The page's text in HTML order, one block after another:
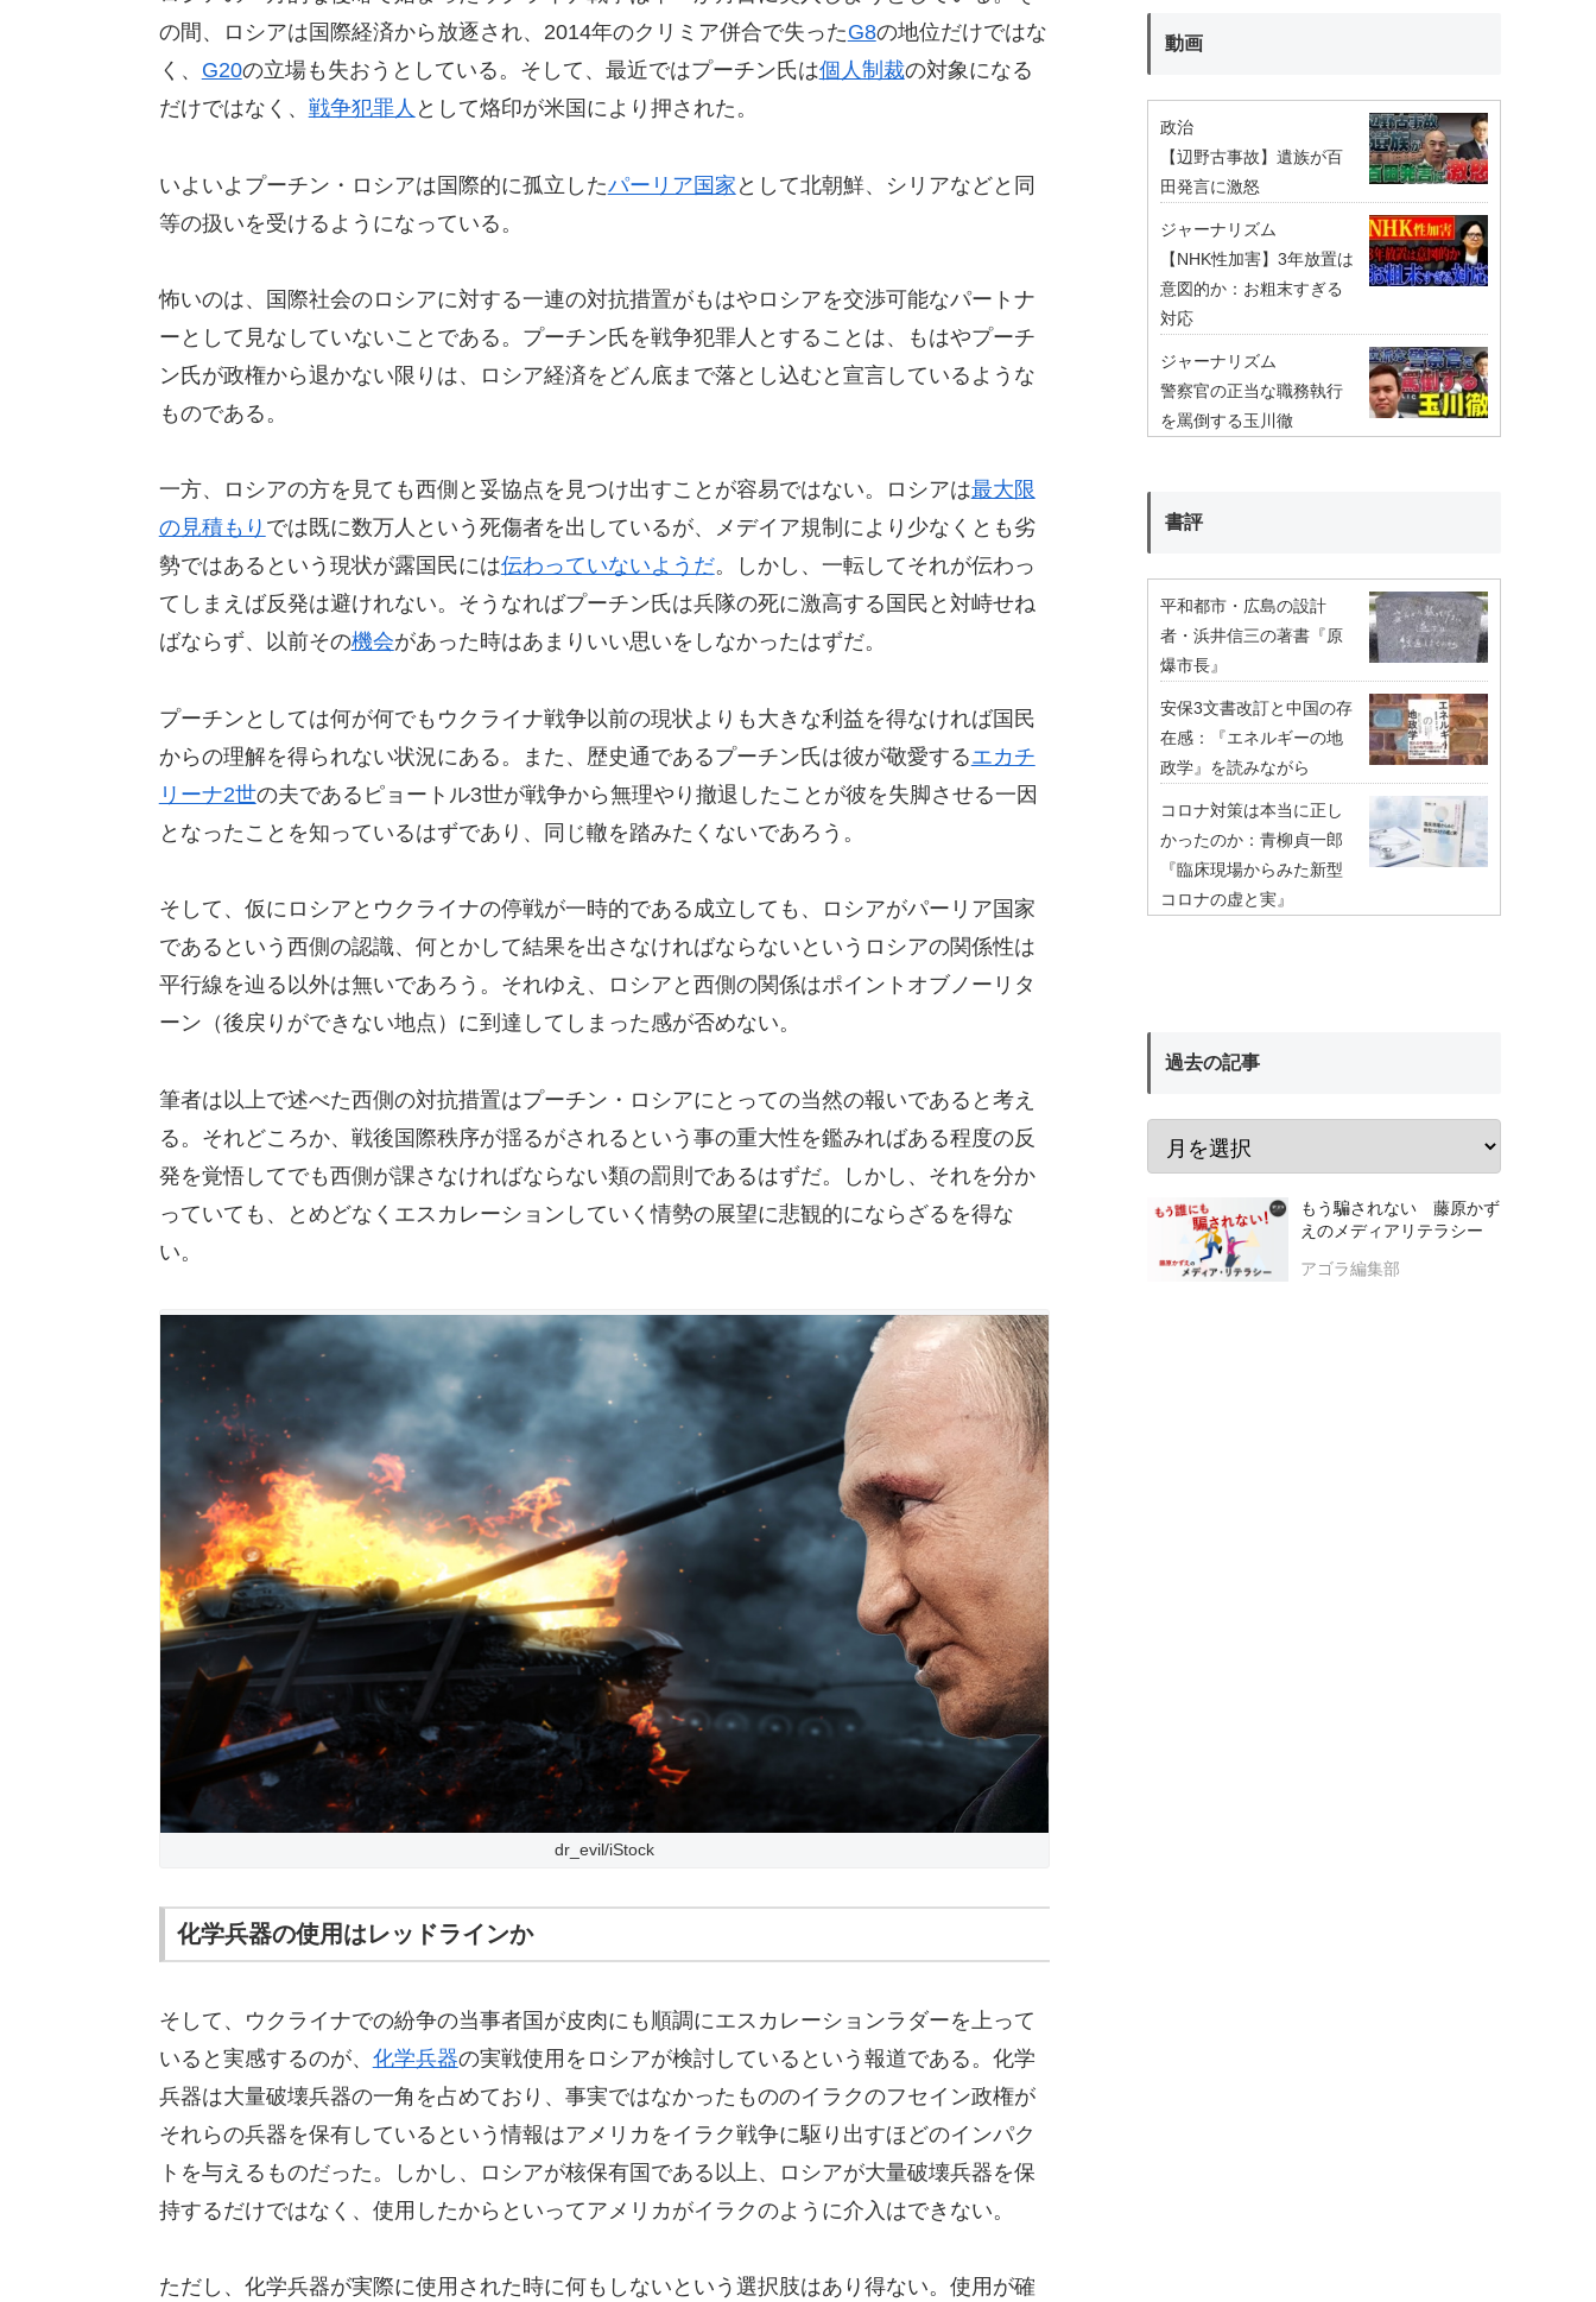
の間、ロシアは国際経済から放逐され、2014年のクリミア併合で失ったG8の地位だけではな
く、 G20の立場も失おうとしている。そして、最近ではプーチン氏は個人制裁の対象になる
だけではなく、 戦争犯罪人 として烙印が米国により押された。
いよいよプーチン・ロシアは国際的に孤立したパーリア国家 として北朝鮮、シリアなどと同
等の扱いを受けるようになっている。
怖いのは、国際社会のロシアに対する一連の対抗措置がもはやロシアを交渉可能なパートナ
ーとして見なしていないことである。プーチン氏を戦争犯罪人とすることは、もはやプーチ
ン氏が政権から退かない限りは、ロシア経済をどん底まで落とし込むと宣言しているような
ものである。
一方、ロシアの方を見ても西側と妥協点を見つけ出すことが容易ではない。ロシアは最大限
の見積もり では既に数万人という死傷者を出しているが、メデイア規制により少なくとも劣
勢ではあるという現状が露国民には伝わっていないようだ。しかし、一転してそれが伝わっ
てしまえば反発は避けれない。そうなればプーチン氏は兵隊の死に激高する国民と対峙せね
ばならず、以前その機会があった時はあまりいい思いをしなかったはずだ。
プーチンとしては何が何でもウクライナ戦争以前の現状よりも大きな利益を得なければ国民
からの理解を得られない状況にある。また、歴史通であるプーチン氏は彼が敬愛するエカチ
リーナ2世の夫であるピョートル3世が戦争から無理やり撤退したことが彼を失脚させる一因
となったことを知っているはずであり、同じ轍を踏みたくないであろう。
そして、仮にロシアとウクライナの停戦が一時的である成立しても、ロシアがパーリア国家
であるという西側の認識、何とかして結果を出さなければならないというロシアの関係性は
平行線を辿る以外は無いであろう。それゆえ、ロシアと西側の関係はポイントオブノーリタ
ーン（後戻りができない地点）に到達してしまった感が否めない。
筆者は以上で述べた西側の対抗措置はプーチン・ロシアにとっての当然の報いであると考え
る。それどころか、戦後国際秩序が揺るがされるという事の重大性を鑑みればある程度の反
発を覚悟してでも西側が課さなければならない類の罰則であるはずだ。しかし、それを分か
っていても、とめどなくエスカレーションしていく情勢の展望に悲観的にならざるを得な
い。
dr_evil/iStock
化学兵器の使用はレッドラインか
そして、ウクライナでの紛争の当事者国が皮肉にも順調にエスカレーションラダーを上って
いると実感するのが、 化学兵器の実戦使用をロシアが検討しているという報道である。化学
兵器は大量破壊兵器の一角を占めており、事実ではなかったもののイラクのフセイン政権が
それらの兵器を保有しているという情報はアメリカをイラク戦争に駆り出すほどのインパク
トを与えるものだった。しかし、ロシアが核保有国である以上、ロシアが大量破壊兵器を保
持するだけではなく、使用したからといってアメリカがイラクのように介入はできない。
ただし、化学兵器が実際に使用された時に何もしないという選択肢はあり得ない。使用が確
動画
政治
【辺野古事故】遺族が百
田発言に激怒
ジャーナリズム
【NHK性加害】3年放置は
意図的か：お粗末すぎる
対応
ジャーナリズム
警察官の正当な職務執行
を罵倒する玉川徹
書評
平和都市・広島の設計
者・浜井信三の著書『原
爆市長』
安保3文書改訂と中国の存
在感：『エネルギーの地
政学』を読みながら
コロナ対策は本当に正し
かったのか：青柳貞一郎
『臨床現場からみた新型
コロナの虚と実』
過去の記事
もう騙されない 藤原かず
えのメディアリテラシー
アゴラ編集部